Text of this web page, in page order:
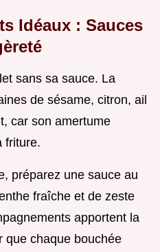
Idéaux : Sauces
sans sa sauce. La
de sésame, citron, ail
car son amertume
friture.
préparez une sauce au
fraîche et de zeste
apportent la
que chaque bouchée